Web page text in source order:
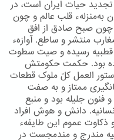
تجدید حیات ایران است، در
به‌منزلهء قلب عالم و چون
چون صبح صادق از افق
منتشر و ساطع. آوازهء
قطبیه رسیده و صیت سطوت
بود. حکمت حکومتش
العمل کلّ ملوک قطعات
ممتاز و به صفت
فنون جلیله بود و منبع
دانش و هوش افراد
عموم این طایفهء
مندرج و مندمجست در